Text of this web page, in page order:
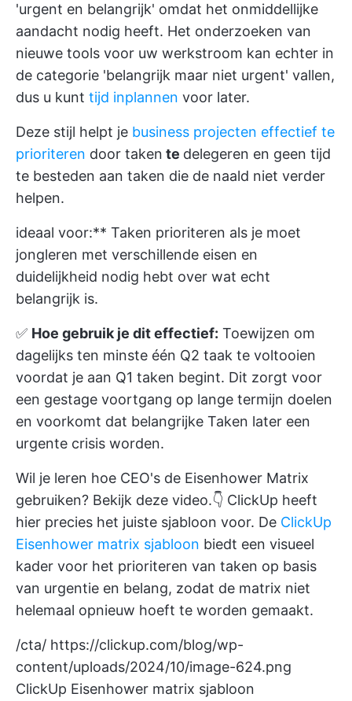
'urgent en belangrijk' omdat het onmiddellijke
aandacht nodig heeft. Het onderzoeken van
nieuwe tools voor uw werkstroom kan echter in
de categorie 'belangrijk maar niet urgent' vallen,
dus u kunt tijd inplannen voor later.
Deze stijl helpt je business projecten effectief te
prioriteren door taken te delegeren en geen tijd
te besteden aan taken die de naald niet verder
helpen.
ideaal voor:** Taken prioriteren als je moet
jongleren met verschillende eisen en
duidelijkheid nodig hebt over wat echt
belangrijk is.
✅ Hoe gebruik je dit effectief: Toewijzen om
dagelijks ten minste één Q2 taak te voltooien
voordat je aan Q1 taken begint. Dit zorgt voor
een gestage voortgang op lange termijn doelen
en voorkomt dat belangrijke Taken later een
urgente crisis worden.
Wil je leren hoe CEO's de Eisenhower Matrix
gebruiken? Bekijk deze video.👇 ClickUp heeft
hier precies het juiste sjabloon voor. De ClickUp
Eisenhower matrix sjabloon biedt een visueel
kader voor het prioriteren van taken op basis
van urgentie en belang, zodat de matrix niet
helemaal opnieuw hoeft te worden gemaakt.
/cta/ https://clickup.com/blog/wp-
content/uploads/2024/10/image-624.png
ClickUp Eisenhower matrix sjabloon